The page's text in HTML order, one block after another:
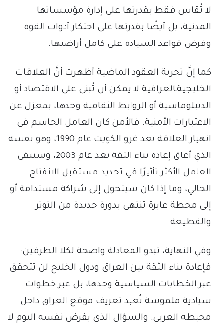
لا تُقاس فقط بقدرتها على إدارة مؤسساتها
المدنية، بل أيضًا بقدرتها على احتكار أدوات القوة
وفرض قواعد السيادة على كامل أراضيها.
كما إنَّ تجربة العقود الماضية أظهرت أنَّ العلاقات
الخليجيةـالعراقية لا يمكن أن تُبنى على الاقتصاد أو
الديبلوماسية أو الروابط الثقافية وحدها، بمعزل عن
الاعتبارات الأمنية. فالأمن كان العامل الحاسم في
انهيار العلاقة بعد غزو الكويت عام 1990، وهو نفسه
الذي أعاق إعادة بناء الثقة بعد عام 2003، وسيبقى
العامل الأكثر تأثيرًا في تحديد مستقبل الانفتاح
الحالي، وما إذا كان سيتحول إلى شراكة مستدامة أو
إلى محطة عابرة تنتهي بدورة جديدة من التوتر
والقطيعة.
وفي النهاية، تبدو المعادلة واضحة لكلا الطرفين:
فإعادة بناء الثقة بين العراق ودول الخليج لن تتحقق
عبر الخطابات السياسية وحدها، بل عبر خطوات
سيادية ملموسة تُعيد تعريف موقع العراق داخل
محيطه العربي. والسؤال الذي يفرض نفسه اليوم لا